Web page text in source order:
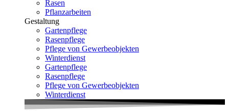
Rasen
Pflanzarbeiten
Gestaltung
Gartenpflege
Rasenpflege
Pflege von Gewerbeobjekten
Winterdienst
Gartenpflege
Rasenpflege
Pflege von Gewerbeobjekten
Winterdienst